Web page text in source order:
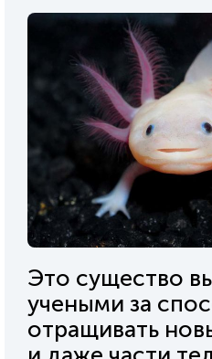
Это существо
учеными за
отращивать